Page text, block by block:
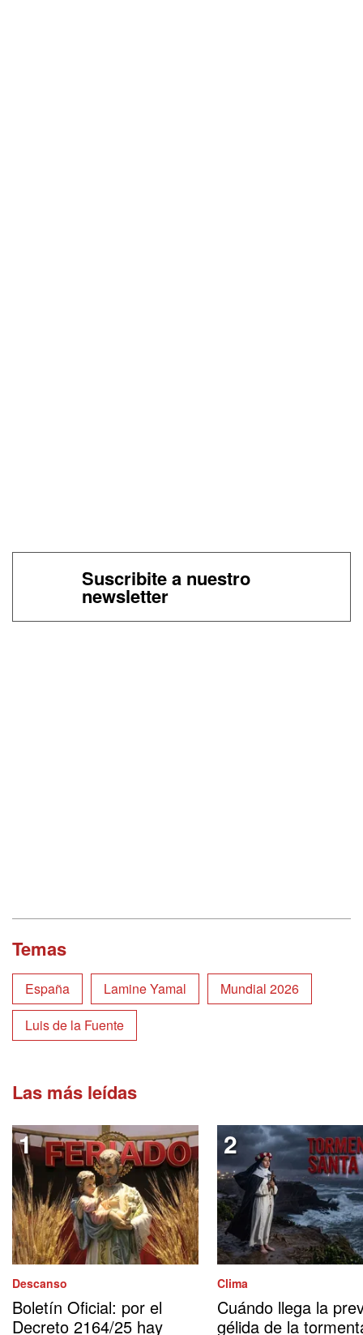
Suscribite a nuestro
newsletter
Temas
España Lamine Yamal
Mundial 2026
Luis de la Fuente
Las más leídas
Descanso
Boletín Oficial: por el
Decreto 2164/25 hay
Clima
Cuándo llega la
gélida de la